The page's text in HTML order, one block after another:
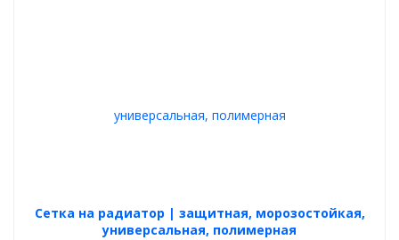
Cетка на радиатор | защитная, морозостойкая,
универсальная, полимерная